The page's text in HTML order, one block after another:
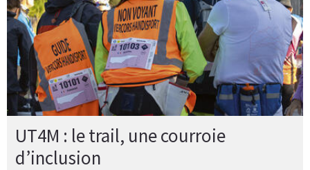
UT4M : le trail, une courroie
d’inclusion